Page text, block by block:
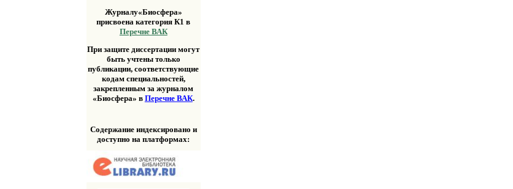
Журналу«Биосфера»
присвоена категория К1 в
Перечне ВАК
При защите диссертации могут
быть учтены только
публикации, соответствующие
кодам специальностей,
закрепленным за журналом
«Биосфера» в Перечне ВАК.
Содержание индексировано и
доступно на платформах: